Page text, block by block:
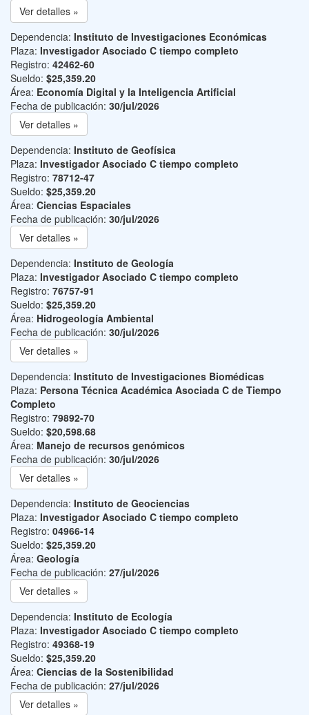
Ver detalles »
Dependencia: Instituto de Investigaciones Económicas
Plaza: Investigador Asociado C tiempo completo
Registro: 42462-60
Sueldo: $25,359.20
Área: Economía Digital y la Inteligencia Artificial
Fecha de publicación: 30/jul/2026
Ver detalles »
Dependencia: Instituto de Geofísica
Plaza: Investigador Asociado C tiempo completo
Registro: 78712-47
Sueldo: $25,359.20
Área: Ciencias Espaciales
Fecha de publicación: 30/jul/2026
Ver detalles »
Dependencia: Instituto de Geología
Plaza: Investigador Asociado C tiempo completo
Registro: 76757-91
Sueldo: $25,359.20
Área: Hidrogeología Ambiental
Fecha de publicación: 30/jul/2026
Ver detalles »
Dependencia: Instituto de Investigaciones Biomédicas
Plaza: Persona Técnica Académica Asociada C de Tiempo
Completo
Registro: 79892-70
Sueldo: $20,598.68
Área: Manejo de recursos genómicos
Fecha de publicación: 30/jul/2026
Ver detalles »
Dependencia: Instituto de Geociencias
Plaza: Investigador Asociado C tiempo completo
Registro: 04966-14
Sueldo: $25,359.20
Área: Geología
Fecha de publicación: 27/jul/2026
Ver detalles »
Dependencia: Instituto de Ecología
Plaza: Investigador Asociado C tiempo completo
Registro: 49368-19
Sueldo: $25,359.20
Área: Ciencias de la Sostenibilidad
Fecha de publicación: 27/jul/2026
Ver detalles »